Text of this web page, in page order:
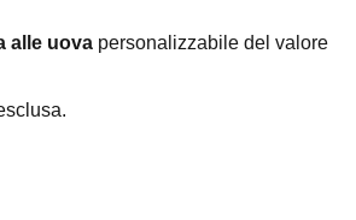
alle uova personalizzabile del valore